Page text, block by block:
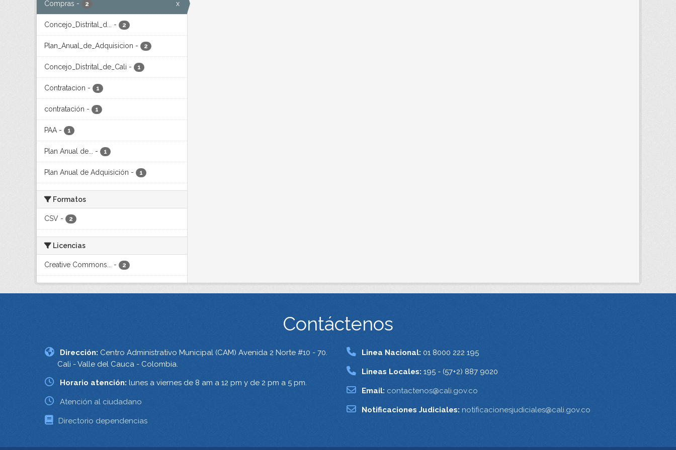
Compras - 2 x
Concejo_Distrital_d... - 2
Plan_Anual_de_Adquisicion - 2
Concejo_Distrital_de_Cali - 1
Contratacion - 1
contratación - 1
PAA - 1
Plan Anual de... - 1
Plan Anual de Adquisición - 1
Formatos
CSV - 2
Licencias
Creative Commons... - 2
Contáctenos
Dirección: Centro Administrativo Municipal (CAM) Avenida 2 Norte #10 - 70.
Cali - Valle del Cauca - Colombia.
Horario atención: lunes a viernes de 8 am a 12 pm y de 2 pm a 5 pm.
Atención al ciudadano
Directorio dependencias
Linea Nacional: 01 8000 222 195
Lineas Locales: 195 - (57+2) 887 9020
Email: contactenos@cali.gov.co
Notificaciones Judiciales: notificacionesjudiciales@cali.gov.co